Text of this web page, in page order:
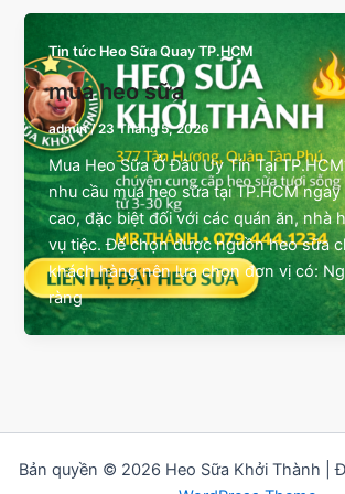
Tin tức Heo Sữa Quay TP.HCM
mua heo sữa
admin/23 Tháng 5, 2026
Mua Heo Sữa Ở Đâu Uy Tín Tại
nhu cầu mua heo sữa tại TP.HCM
cao, đặc biệt đối với các quán ăn, nhà
vụ tiệc. Để chọn được nguồn heo sữa
khách hàng nên lựa chọn đơn vị có:
ràng
Bản quyền © 2026 Heo Sữa Khởi Thành |